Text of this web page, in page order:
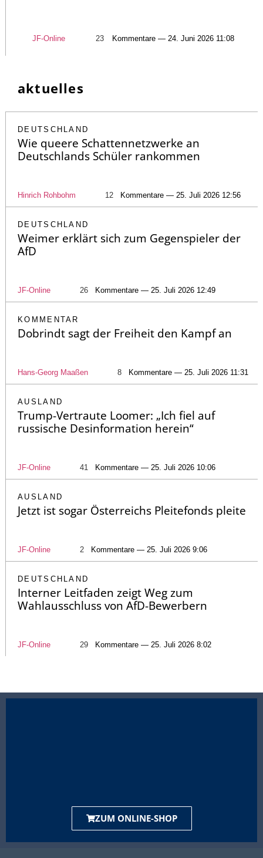
JF-Online 23 Kommentare — 24. Juni 2026 11:08
aktuelles
DEUTSCHLAND
Wie queere Schattennetzwerke an
Deutschlands Schüler rankommen
Hinrich Rohbohm 12 Kommentare — 25. Juli 2026 12:56
DEUTSCHLAND
Weimer erklärt sich zum Gegenspieler der
AfD
JF-Online 26 Kommentare — 25. Juli 2026 12:49
KOMMENTAR
Dobrindt sagt der Freiheit den Kampf an
Hans-Georg Maaßen 8 Kommentare — 25. Juli 2026 11:31
AUSLAND
Trump-Vertraute Loomer: „Ich fiel auf
russische Desinformation herein“
JF-Online 41 Kommentare — 25. Juli 2026 10:06
AUSLAND
Jetzt ist sogar Österreichs Pleitefonds pleite
JF-Online 2 Kommentare — 25. Juli 2026 9:06
DEUTSCHLAND
Interner Leitfaden zeigt Weg zum
Wahlausschluss von AfD-Bewerbern
JF-Online 29 Kommentare — 25. Juli 2026 8:02
ZUM ONLINE-SHOP